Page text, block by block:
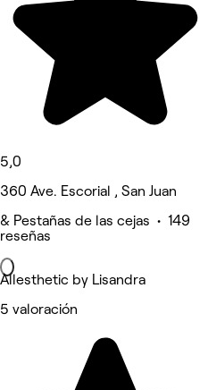
5,0
360 Ave. Escorial , San Juan
& Pestañas de las cejas • 149
reseñas
Allesthetic by Lisandra
5 valoración